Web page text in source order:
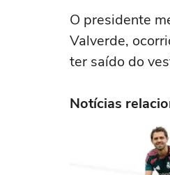
O presidente
Valverde,
ter saído do
Notícias